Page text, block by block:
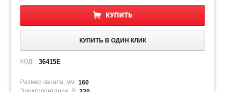
КУПИТЬ
КУПИТЬ В ОДИН КЛИК
КОД: 36415E
Размер канала, мм: 160